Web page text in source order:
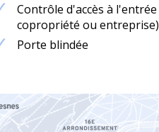
Contrôle d'accès à
copropriété ou entreprise)
Porte blindée